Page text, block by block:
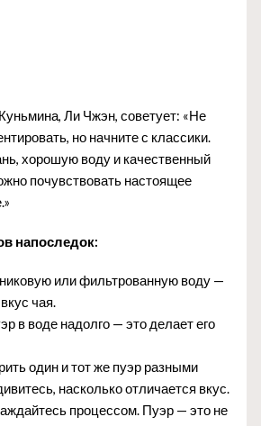
Ли Чжэн, советует: «Не
но начните с классики.
хорошую воду и качественный
почувствовать настоящее
напоследок:
или фильтрованную воду —
чая.
в воде надолго — это делает его
один и тот же пуэр разными
насколько отличается вкус.
процессом. Пуэр — это не